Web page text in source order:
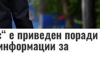
е приведен поради
за